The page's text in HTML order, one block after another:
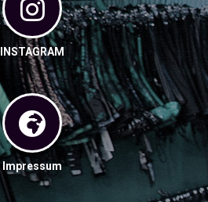
INSTAGRAM
Impressum